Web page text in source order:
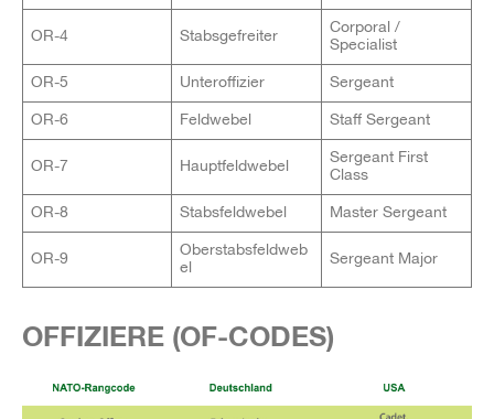
OR-4 Stabsgefreiter
Corporal /
Specialist
OR-5 Unteroffizier Sergeant
OR-6 Feldwebel Staff Sergeant
OR-7 Hauptfeldwebel
Sergeant First
Class
OR-8 Stabsfeldwebel Master Sergeant
OR-9
Oberstabsfeldweb
el
Sergeant Major
OFFIZIERE (OF-CODES)